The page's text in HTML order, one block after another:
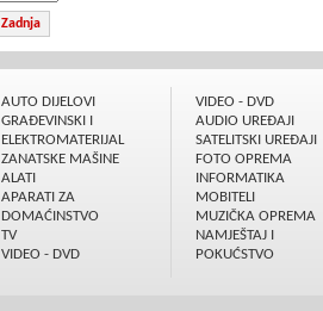
Zadnja
AUTO DIJELOVI
GRAÐEVINSKI I
ELEKTROMATERIJAL
ZANATSKE MAŠINE
ALATI
APARATI ZA
DOMAĆINSTVO
TV
VIDEO - DVD
VIDEO - DVD
AUDIO UREÐAJI
SATELITSKI UREÐAJI
FOTO OPREMA
INFORMATIKA
MOBITELI
MUZIČKA OPREMA
NAMJEŠTAJ I
POKUĆSTVO